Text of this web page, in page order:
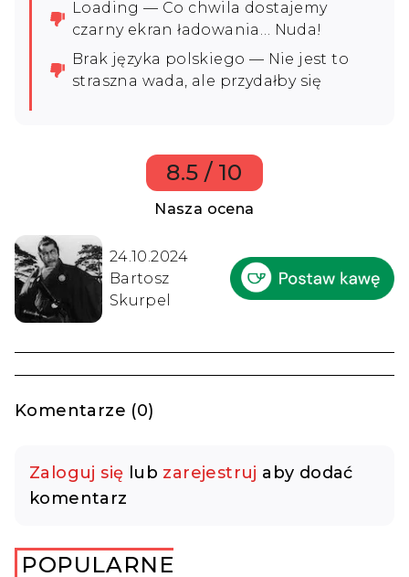
Loading — Co chwila dostajemy
czarny ekran ładowania… Nuda!
Brak języka polskiego — Nie jest to
straszna wada, ale przydałby się
8.5 / 10
Nasza ocena
24.10.2024
Bartosz
Skurpel
Komentarze (0)
Zaloguj się lub zarejestruj aby dodać
komentarz
POPULARNE